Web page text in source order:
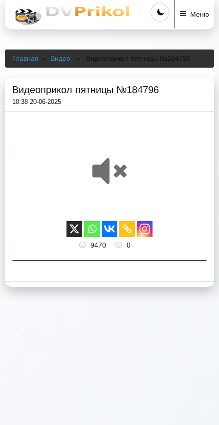
Меню
Главная » Видео » Видеоприкол пятницы №184796
Видеоприкол пятницы №184796
10:38 20-06-2025
9470 0